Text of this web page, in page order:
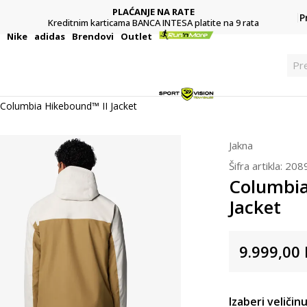
PLAĆANJE NA RATE
Kreditnim karticama BANCA INTESA platite na 9 rata
Nike adidas Brendovi Outlet
Columbia Hikebound™ II Jacket
Jakna
Šifra artikla:
Jacket
9.999,00
Izaberi